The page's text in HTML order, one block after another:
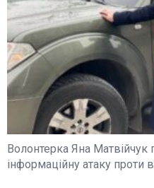
Волонтерка Яна
інформаційну атаку проти